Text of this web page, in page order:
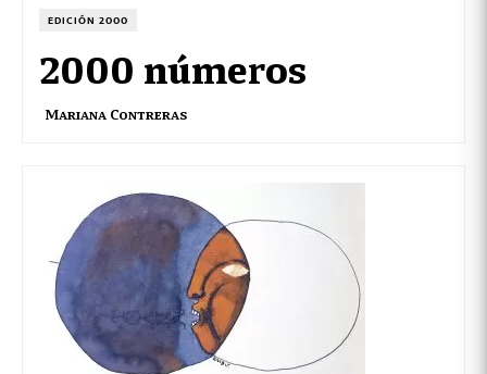
EDICIÓN 2000
2000 números
Mariana Contreras